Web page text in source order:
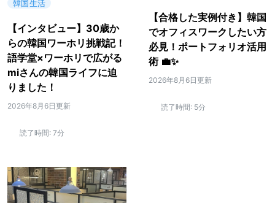
韓国生活
【インタビュー】30歳か
らの韓国ワーホリ挑戦記！
語学堂×ワーホリで広がる
miさんの韓国ライフに迫
りました！
2026年8月6日更新
読了時間: 7分
【合格した実例付き】韓国
でオフィスワークしたい方
必見！ポートフォリオ活用
術 💼✨
2026年8月6日更新
読了時間: 5分